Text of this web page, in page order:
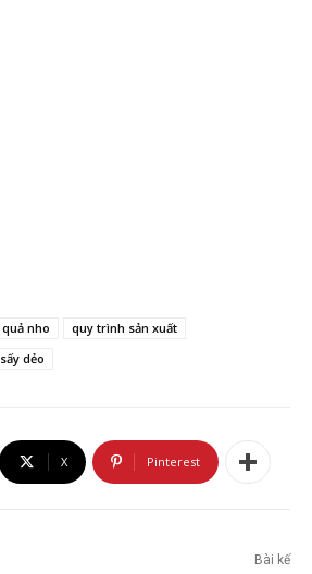
quả nho
quy trình sản xuất
sấy dẻo
X Pinterest
Bài kế